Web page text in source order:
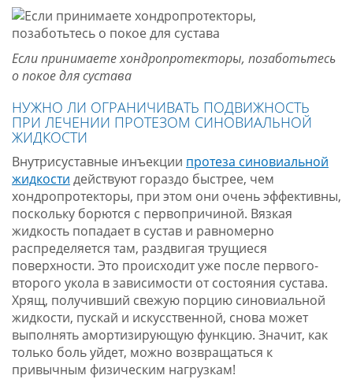
Если принимаете хондропротекторы, позаботьтесь
о покое для сустава
НУЖНО ЛИ ОГРАНИЧИВАТЬ ПОДВИЖНОСТЬ
ПРИ ЛЕЧЕНИИ ПРОТЕЗОМ СИНОВИАЛЬНОЙ
ЖИДКОСТИ
Внутрисуставные инъекции протеза синовиальной
жидкости действуют гораздо быстрее, чем
хондропротекторы, при этом они очень эффективны,
поскольку борются с первопричиной. Вязкая
жидкость попадает в сустав и равномерно
распределяется там, раздвигая трущиеся
поверхности. Это происходит уже после первого-
второго укола в зависимости от состояния сустава.
Хрящ, получивший свежую порцию синовиальной
жидкости, пускай и искусственной, снова может
выполнять амортизирующую функцию. Значит, как
только боль уйдет, можно возвращаться к
привычным физическим нагрузкам!